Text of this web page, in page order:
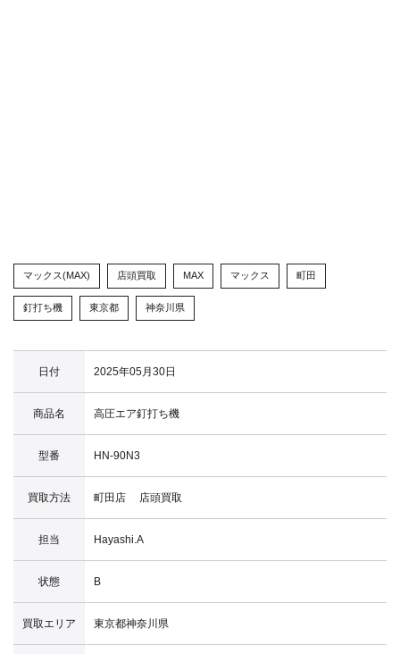
マックス(MAX) 店頭買取 MAX マックス 町田
釘打ち機 東京都 神奈川県
日付 2025年05月30日
商品名 高圧エア釘打ち機
型番 HN-90N3
買取方法 町田店 店頭買取
担当 Hayashi.A
状態 B
買取エリア 東京都神奈川県